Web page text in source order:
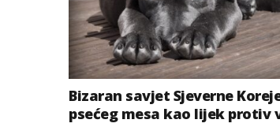
Bizaran savjet Sjeverne
psećeg mesa kao lijek protiv
niskog